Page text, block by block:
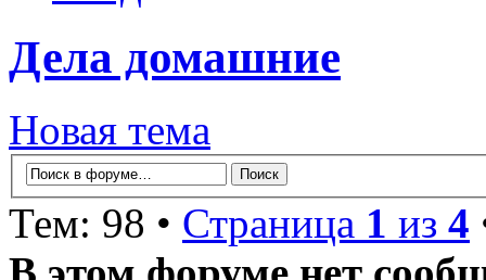
Дела домашние
Новая тема
Тем: 98 • Страница 1 из 4